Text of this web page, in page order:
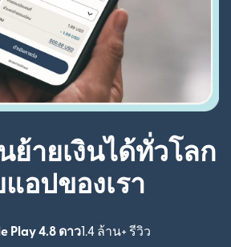
ย้ายเงินได้ทั่วโลก
อปของเรา
Play 4.8 ดาว1.4 ล้าน+ รีวิว
(เปิดในหน้าต่